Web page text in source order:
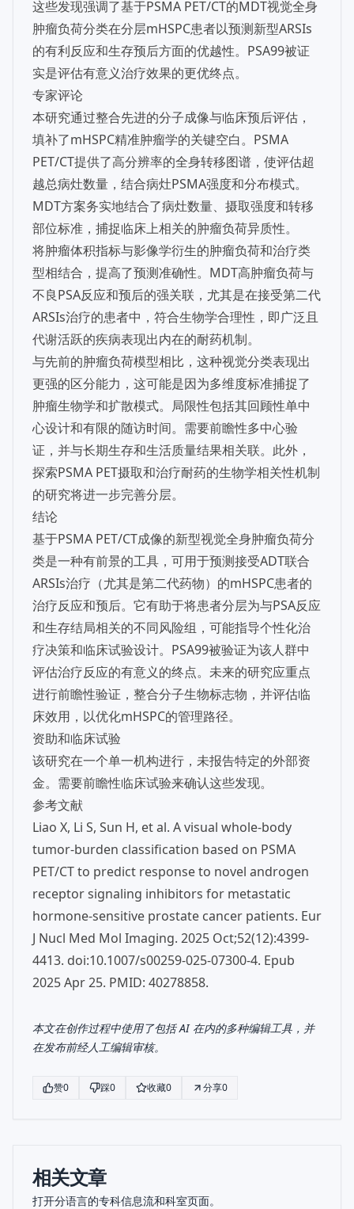
这些发现强调了基于PSMA PET/CT的MDT视觉全身
肿瘤负荷分类在分层mHSPC患者以预测新型ARSIs
的有利反应和生存预后方面的优越性。PSA99被证
实是评估有意义治疗效果的更优终点。
专家评论
本研究通过整合先进的分子成像与临床预后评估，
填补了mHSPC精准肿瘤学的关键空白。PSMA
PET/CT提供了高分辨率的全身转移图谱，使评估超
越总病灶数量，结合病灶PSMA强度和分布模式。
MDT方案务实地结合了病灶数量、摄取强度和转移
部位标准，捕捉临床上相关的肿瘤负荷异质性。
将肿瘤体积指标与影像学衍生的肿瘤负荷和治疗类
型相结合，提高了预测准确性。MDT高肿瘤负荷与
不良PSA反应和预后的强关联，尤其是在接受第二代
ARSIs治疗的患者中，符合生物学合理性，即广泛且
代谢活跃的疾病表现出内在的耐药机制。
与先前的肿瘤负荷模型相比，这种视觉分类表现出
更强的区分能力，这可能是因为多维度标准捕捉了
肿瘤生物学和扩散模式。局限性包括其回顾性单中
心设计和有限的随访时间。需要前瞻性多中心验
证，并与长期生存和生活质量结果相关联。此外，
探索PSMA PET摄取和治疗耐药的生物学相关性机制
的研究将进一步完善分层。
结论
基于PSMA PET/CT成像的新型视觉全身肿瘤负荷分
类是一种有前景的工具，可用于预测接受ADT联合
ARSIs治疗（尤其是第二代药物）的mHSPC患者的
治疗反应和预后。它有助于将患者分层为与PSA反应
和生存结局相关的不同风险组，可能指导个性化治
疗决策和临床试验设计。PSA99被验证为该人群中
评估治疗反应的有意义的终点。未来的研究应重点
进行前瞻性验证，整合分子生物标志物，并评估临
床效用，以优化mHSPC的管理路径。
资助和临床试验
该研究在一个单一机构进行，未报告特定的外部资
金。需要前瞻性临床试验来确认这些发现。
参考文献
Liao X, Li S, Sun H, et al. A visual whole-body
tumor-burden classification based on PSMA
PET/CT to predict response to novel androgen
receptor signaling inhibitors for metastatic
hormone-sensitive prostate cancer patients. Eur
J Nucl Med Mol Imaging. 2025 Oct;52(12):4399-
4413. doi:10.1007/s00259-025-07300-4. Epub
2025 Apr 25. PMID: 40278858.
本文在创作过程中使用了包括 AI 在内的多种编辑工具，并
在发布前经人工编辑审核。
赞0 踩0 收藏0 分享0
相关文章
打开分语言的专科信息流和科室页面。